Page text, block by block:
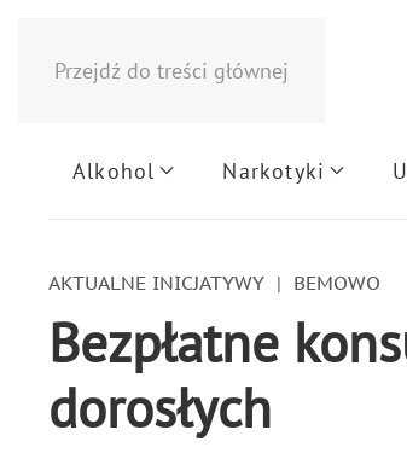
Przejdź do treści głównej
Alkohol Narkotyki
AKTUALNE INICJATYWY BEMOWO
Bezpłatne
dorosłych